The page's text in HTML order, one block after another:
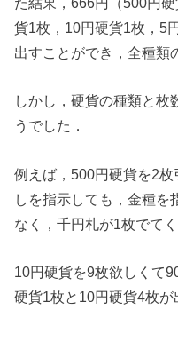
貨1枚，10円硬貨1枚，5
出すことができ，全種類
しかし，硬貨の種類と枚
うでした．
例えば，500円硬貨を2
しを指示しても，金種を
なく，千円札が1枚でて
10円硬貨を9枚欲しくて
硬貨1枚と10円硬貨4枚が